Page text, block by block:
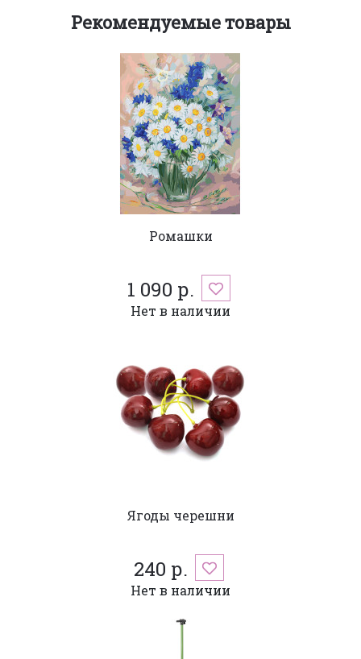
Рекомендуемые товары
Ромашки
1 090 р.
Нет в наличии
Ягоды черешни
240 р.
Нет в наличии